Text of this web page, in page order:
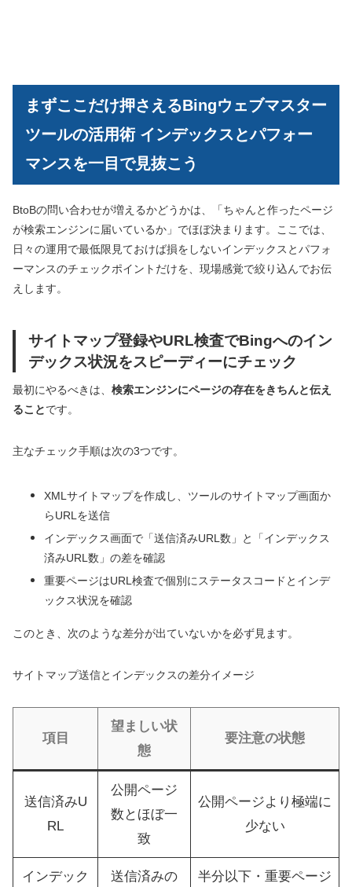
まずここだけ押さえるBingウェブマスター
ツールの活用術 インデックスとパフォー
マンスを一目で見抜こう
BtoBの問い合わせが増えるかどうかは、「ちゃんと作ったページ
が検索エンジンに届いているか」でほぼ決まります。ここでは、
日々の運用で最低限見ておけば損をしないインデックスとパフォ
ーマンスのチェックポイントだけを、現場感覚で絞り込んでお伝
えします。
サイトマップ登録やURL検査でBingへのイン
デックス状況をスピーディーにチェック
最初にやるべきは、 検索エンジンにページの存在をきちんと伝え
ることです。
主なチェック手順は次の3つです。
XMLサイトマップを作成し、ツールのサイトマップ画面か
らURLを送信
インデックス画面で「送信済みURL数」と「インデックス
済みURL数」の差を確認
重要ページはURL検査で個別にステータスコードとインデ
ックス状況を確認
このとき、次のような差分が出ていないかを必ず見ます。
サイトマップ送信とインデックスの差分イメージ
項目
望ましい状
態
要注意の状態
送信済みU
RL
公開ページ
数とほぼ一
致
公開ページより極端に
少ない
インデック
送信済みの
半分以下・重要ページ